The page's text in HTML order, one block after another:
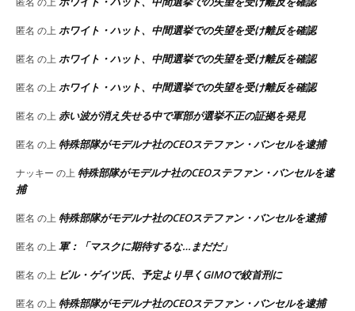
匿名 の上 ホワイト・ハット、中間選挙での失望を受け離反を確認
匿名 の上 ホワイト・ハット、中間選挙での失望を受け離反を確認
匿名 の上 ホワイト・ハット、中間選挙での失望を受け離反を確認
匿名 の上 赤い波が消え失せる中で軍部が選挙不正の証拠を発見
匿名 の上 特殊部隊がモデルナ社のCEOステファン・バンセルを逮捕
ナッキー の上 特殊部隊がモデルナ社のCEOステファン・バンセルを逮
捕
匿名 の上 特殊部隊がモデルナ社のCEOステファン・バンセルを逮捕
匿名 の上 軍：「マスクに期待するな…まだだ」
匿名 の上 ビル・ゲイツ氏、予定より早くGIMOで絞首刑に
匿名 の上 特殊部隊がモデルナ社のCEOステファン・バンセルを逮捕